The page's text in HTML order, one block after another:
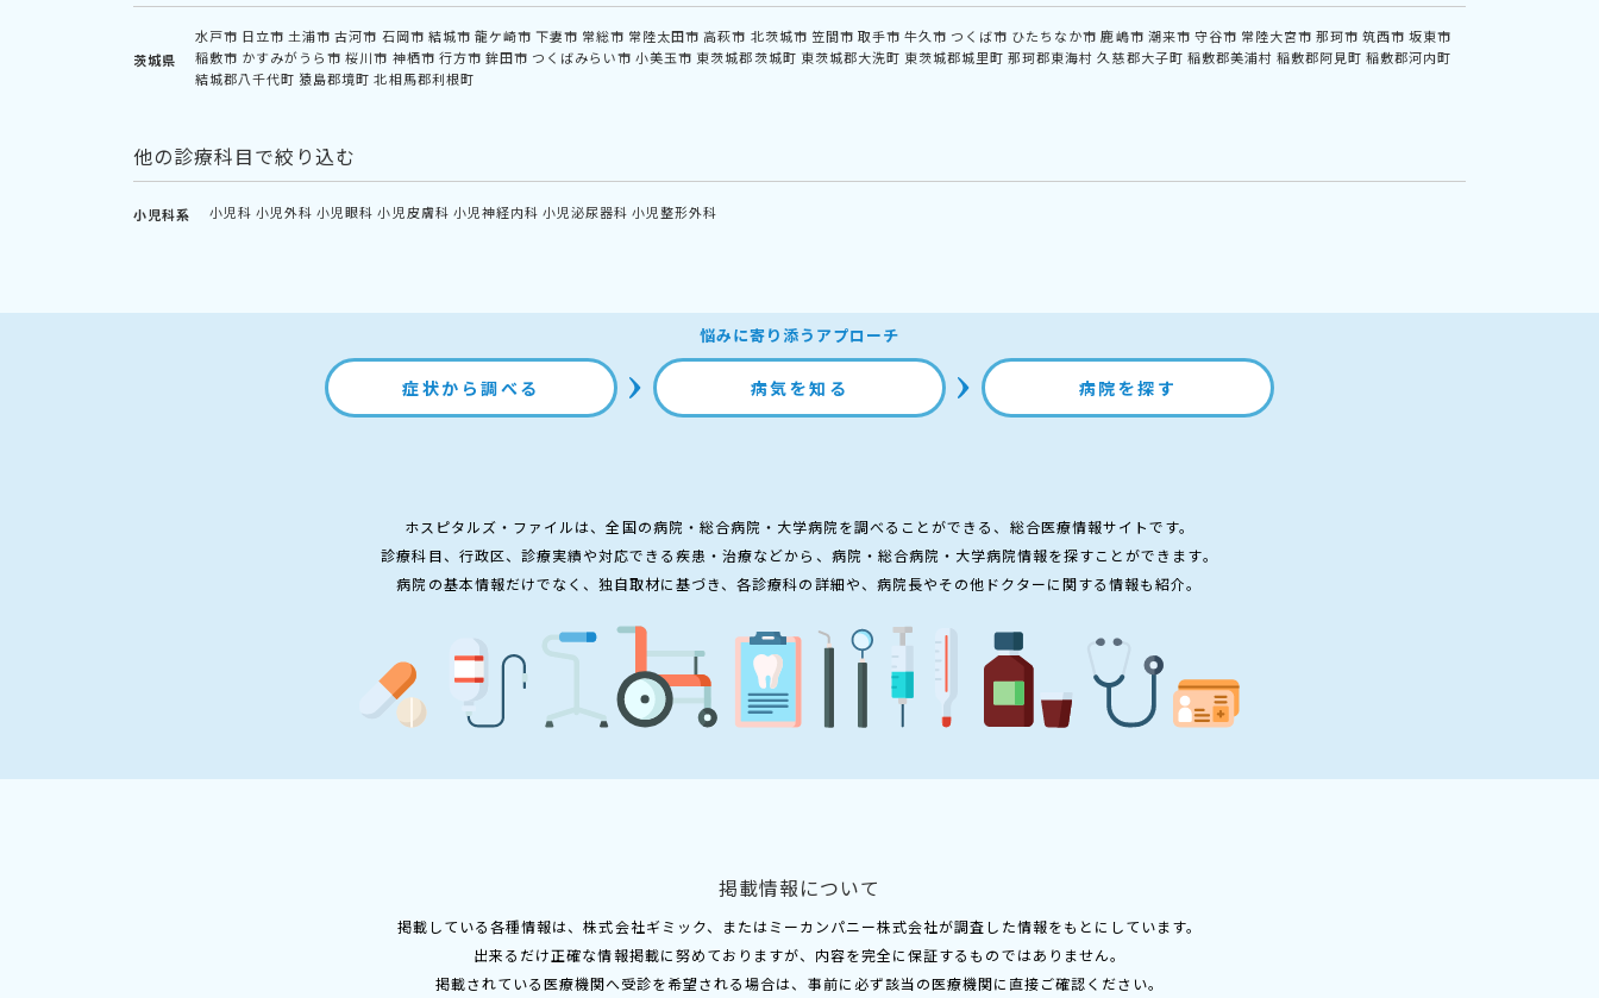
茨城県
水戸市 日立市 土浦市 古河市 石岡市 結城市 龍ケ崎市 下妻市 常総市 常陸太田市 高萩市 北茨城市 笠間市 取手市 牛久市 つくば市 ひたちなか市 鹿嶋市 潮来市 守谷市 常陸大宮市 那珂市 筑西市 坂東市
稲敷市 かすみがうら市 桜川市 神栖市 行方市 鉾田市 つくばみらい市 小美玉市 東茨城郡茨城町 東茨城郡大洗町 東茨城郡城里町 那珂郡東海村 久慈郡大子町 稲敷郡美浦村 稲敷郡阿見町 稲敷郡河内町
結城郡八千代町 猿島郡境町 北相馬郡利根町
他の診療科目で絞り込む
小児科系 小児科 小児外科 小児眼科 小児皮膚科 小児神経内科 小児泌尿器科 小児整形外科
悩みに寄り添うアプローチ
症状から調べる 病気を知る 病院を探す
ホスピタルズ・ファイルは、全国の病院・総合病院・大学病院を調べることができる、総合医療情報サイトです。
診療科目、行政区、診療実績や対応できる疾患・治療などから、病院・総合病院・大学病院情報を探すことができます。
病院の基本情報だけでなく、独自取材に基づき、各診療科の詳細や、病院長やその他ドクターに関する情報も紹介。
掲載情報について
掲載している各種情報は、株式会社ギミック、またはミーカンパニー株式会社が調査した情報をもとにしています。
出来るだけ正確な情報掲載に努めておりますが、内容を完全に保証するものではありません。
掲載されている医療機関へ受診を希望される場合は、事前に必ず該当の医療機関に直接ご確認ください。